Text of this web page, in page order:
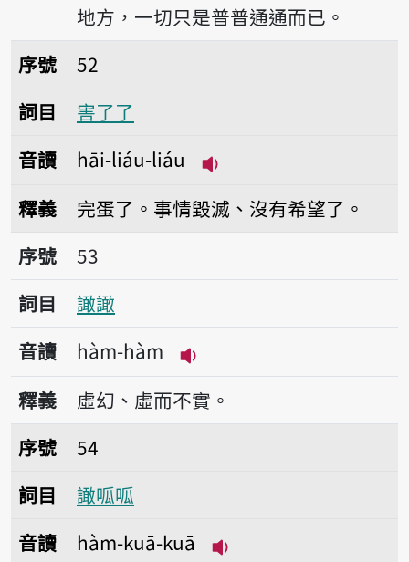
地方，一切只是普普通通而已。
序號52害了了
序號
52
詞目
害了了
音讀
hāi-liáu-liáu
釋義
完蛋了。事情毀滅、沒有希望了。
序號53譀譀
序號
53
詞目
譀譀
音讀
hàm-hàm
播放音讀hàm-hàm
釋義
虛幻、虛而不實。
序號54譀呱呱
序號
54
詞目
譀呱呱
音讀
hàm-kuā-kuā